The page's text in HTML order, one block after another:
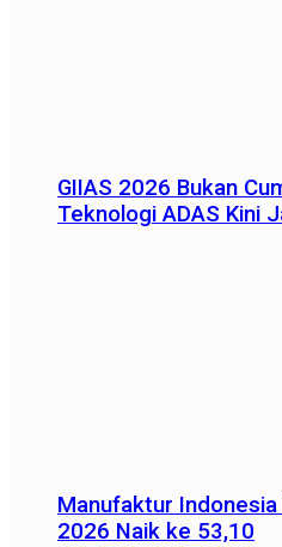
GIIAS 2026 Bukan
Teknologi ADAS Kini
Manufaktur
2026 Naik ke 53,10